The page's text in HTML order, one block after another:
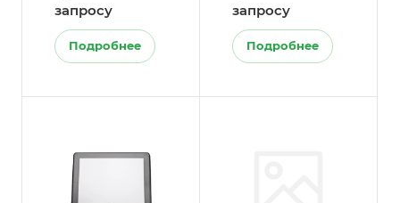
запросу
Подробнее
for GEN6TH
Super Slim Base)
запросу
Подробнее